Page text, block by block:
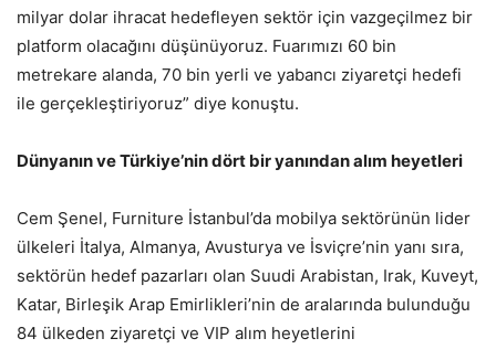
milyar dolar ihracat hedefleyen sektör için vazgeçilmez bir
platform olacağını düşünüyoruz. Fuarımızı 60 bin
metrekare alanda, 70 bin yerli ve yabancı ziyaretçi hedefi
ile gerçekleştiriyoruz” diye konuştu.
Dünyanın ve Türkiye’nin dört bir yanından alım heyetleri
Cem Şenel, Furniture İstanbul’da mobilya sektörünün lider
ülkeleri İtalya, Almanya, Avusturya ve İsviçre’nin yanı sıra,
sektörün hedef pazarları olan Suudi Arabistan, Irak, Kuveyt,
Katar, Birleşik Arap Emirlikleri’nin de aralarında bulunduğu
84 ülkeden ziyaretçi ve VIP alım heyetlerini